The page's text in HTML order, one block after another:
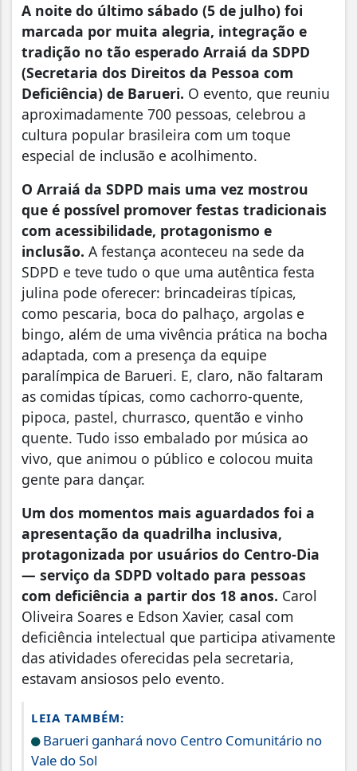
A noite do último sábado (5 de julho) foi
marcada por muita alegria, integração e
tradição no tão esperado Arraiá da SDPD
(Secretaria dos Direitos da Pessoa com
Deficiência) de Barueri. O evento, que reuniu
aproximadamente 700 pessoas, celebrou a
cultura popular brasileira com um toque
especial de inclusão e acolhimento.
O Arraiá da SDPD mais uma vez mostrou
que é possível promover festas tradicionais
com acessibilidade, protagonismo e
inclusão. A festança aconteceu na sede da
SDPD e teve tudo o que uma autêntica festa
julina pode oferecer: brincadeiras típicas,
como pescaria, boca do palhaço, argolas e
bingo, além de uma vivência prática na bocha
adaptada, com a presença da equipe
paralímpica de Barueri. E, claro, não faltaram
as comidas típicas, como cachorro-quente,
pipoca, pastel, churrasco, quentão e vinho
quente. Tudo isso embalado por música ao
vivo, que animou o público e colocou muita
gente para dançar.
Um dos momentos mais aguardados foi a
apresentação da quadrilha inclusiva,
protagonizada por usuários do Centro-Dia
— serviço da SDPD voltado para pessoas
com deficiência a partir dos 18 anos. Carol
Oliveira Soares e Edson Xavier, casal com
deficiência intelectual que participa ativamente
das atividades oferecidas pela secretaria,
estavam ansiosos pelo evento.
LEIA TAMBÉM:
Barueri ganhará novo Centro Comunitário no
Vale do Sol